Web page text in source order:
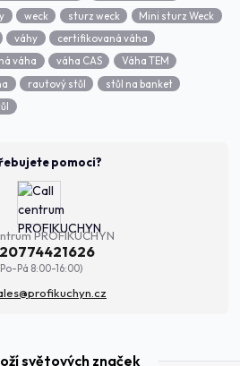
weck sturz weck
Mini sturz Weck
váhy
certifikovaná váha
váha váha CAS
Váha TEM
rautový stůl
stůl na banket
pomoci?
PROFIKUCHYN
Pá 8:00-16:00)
světových značek